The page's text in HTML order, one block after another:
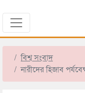
বিশ্ব সংবাদ
নারীদের হিজাব